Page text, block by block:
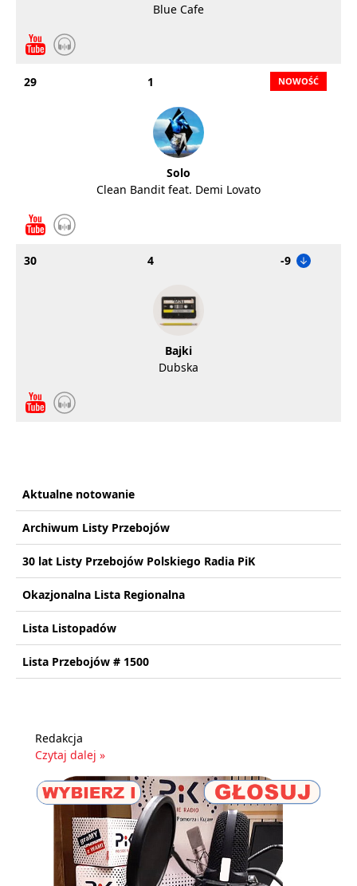
Blue Cafe
29 1
Solo
Clean Bandit feat. Demi Lovato
30 4 -9
Bajki
Dubska
Aktualne notowanie
Archiwum Listy Przebojów
30 lat Listy Przebojów Polskiego Radia PiK
Okazjonalna Lista Regionalna
Lista Listopadów
Lista Przebojów # 1500
Redakcja
Czytaj dalej »